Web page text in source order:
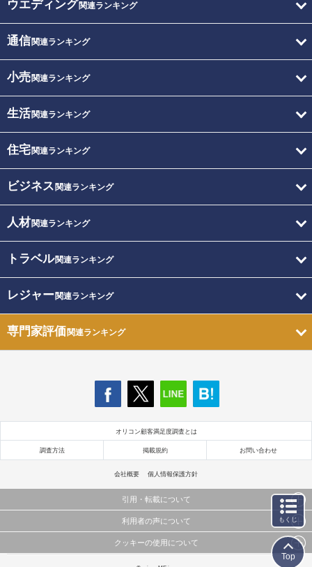
ウエディング関連ランキング
通信関連ランキング
小売関連ランキング
生活関連ランキング
住宅関連ランキング
ビジネス 関連ランキング
人材関連ランキング
トラベル関連ランキング
レジャー関連ランキング
専門家評価関連ランキング
オリコン顧客満足度調査とは
調査方法 掲載規約 お問い合わせ
会社概要 個人情報保護方針
引用・転載について
当サイトで公開されている情報（文字、写真、イラスト、画像データ等）及びこれらの配置・
これらの情報を権利者の許可なく無断転載・複製などの二次利用を行うことは固く禁じており
利用者の声について
当サイトに掲載している内容はすべてサービスの利用者が提出された見解・感想です。
クッキーの使用について
もくじ
Top